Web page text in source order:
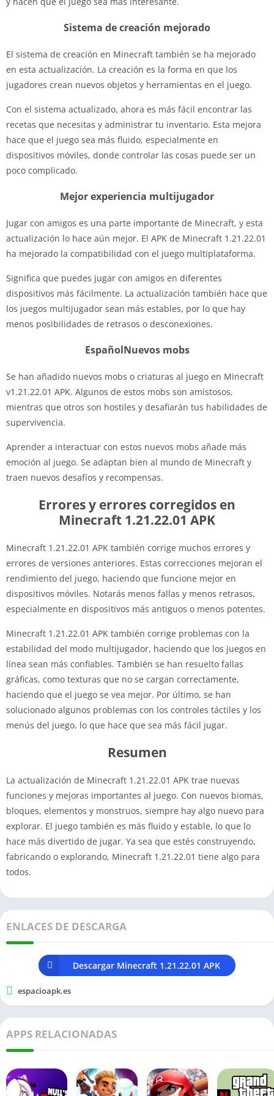
Sistema de creación mejorado
El sistema de creación en Minecraft también se ha mejorado
en esta actualización. La creación es la forma en que los
jugadores crean nuevos objetos y herramientas en el juego.
Con el sistema actualizado, ahora es más fácil encontrar las
recetas que necesitas y administrar tu inventario. Esta mejora
hace que el juego sea más fluido, especialmente en
dispositivos móviles, donde controlar las cosas puede ser un
poco complicado.
Mejor experiencia multijugador
Jugar con amigos es una parte importante de Minecraft, y esta
actualización lo hace aún mejor. El APK de Minecraft 1.21.22.01
ha mejorado la compatibilidad con el juego multiplataforma.
Significa que puedes jugar con amigos en diferentes
dispositivos más fácilmente. La actualización también hace que
los juegos multijugador sean más estables, por lo que hay
menos posibilidades de retrasos o desconexiones.
EspañolNuevos mobs
Se han añadido nuevos mobs o criaturas al juego en Minecraft
v1.21.22.01 APK. Algunos de estos mobs son amistosos,
mientras que otros son hostiles y desafiarán tus habilidades de
supervivencia.
Aprender a interactuar con estos nuevos mobs añade más
emoción al juego. Se adaptan bien al mundo de Minecraft y
traen nuevos desafíos y recompensas.
Errores y errores corregidos en
Minecraft 1.21.22.01 APK
Minecraft 1.21.22.01 APK también corrige muchos errores y
errores de versiones anteriores. Estas correcciones mejoran el
rendimiento del juego, haciendo que funcione mejor en
dispositivos móviles. Notarás menos fallas y menos retrasos,
especialmente en dispositivos más antiguos o menos potentes.
Minecraft 1.21.22.01 APK también corrige problemas con la
estabilidad del modo multijugador, haciendo que los juegos en
línea sean más confiables. También se han resuelto fallas
gráficas, como texturas que no se cargan correctamente,
haciendo que el juego se vea mejor. Por último, se han
solucionado algunos problemas con los controles táctiles y los
menús del juego, lo que hace que sea más fácil jugar.
Resumen
La actualización de Minecraft 1.21.22.01 APK trae nuevas
funciones y mejoras importantes al juego. Con nuevos biomas,
bloques, elementos y monstruos, siempre hay algo nuevo para
explorar. El juego también es más fluido y estable, lo que lo
hace más divertido de jugar. Ya sea que estés construyendo,
fabricando o explorando, Minecraft 1.21.22.01 tiene algo para
todos.
ENLACES DE DESCARGA
Descargar Minecraft 1.21.22.01 APK
espacioapk.es
APPS RELACIONADAS